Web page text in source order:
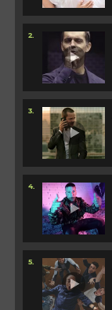
2.
3.
4.
5.